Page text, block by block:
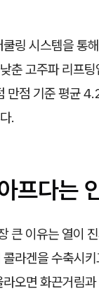
링 시스템을 통
춘 고주파 리프
만점 기준 평균
.
프다는
큰 이유는 열이
라겐을 수축시
오면 화끈거림